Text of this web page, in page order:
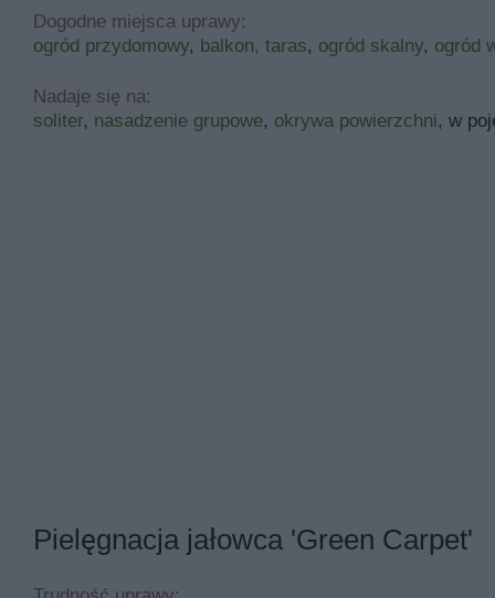
Dogodne miejsca uprawy:
ogród przydomowy, balkon, taras, ogród skalny, ogród
Nadaje się na:
soliter, nasadzenie grupowe, okrywa powierzchni, w
Pielęgnacja jałowca 'Green Carpet'